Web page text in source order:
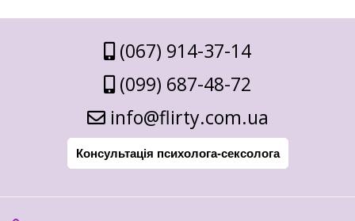
(067) 914-37-14
(099) 687-48-72
info@flirty.com.ua
Консультація психолога-сексолога